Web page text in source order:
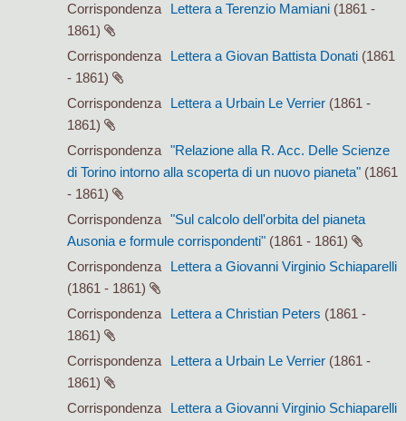
Corrispondenza
Lettera a Terenzio Mamiani (1861 -
1861)
Corrispondenza
Lettera a Giovan Battista Donati (1861
- 1861)
Corrispondenza
Lettera a Urbain Le Verrier (1861 -
1861)
Corrispondenza
"Relazione alla R. Acc. Delle Scienze
di Torino intorno alla scoperta di un nuovo pianeta" (1861
- 1861)
Corrispondenza
"Sul calcolo dell'orbita del pianeta
Ausonia e formule corrispondenti" (1861 - 1861)
Corrispondenza
Lettera a Giovanni Virginio Schiaparelli
(1861 - 1861)
Corrispondenza
Lettera a Christian Peters (1861 -
1861)
Corrispondenza
Lettera a Urbain Le Verrier (1861 -
1861)
Corrispondenza
Lettera a Giovanni Virginio Schiaparelli